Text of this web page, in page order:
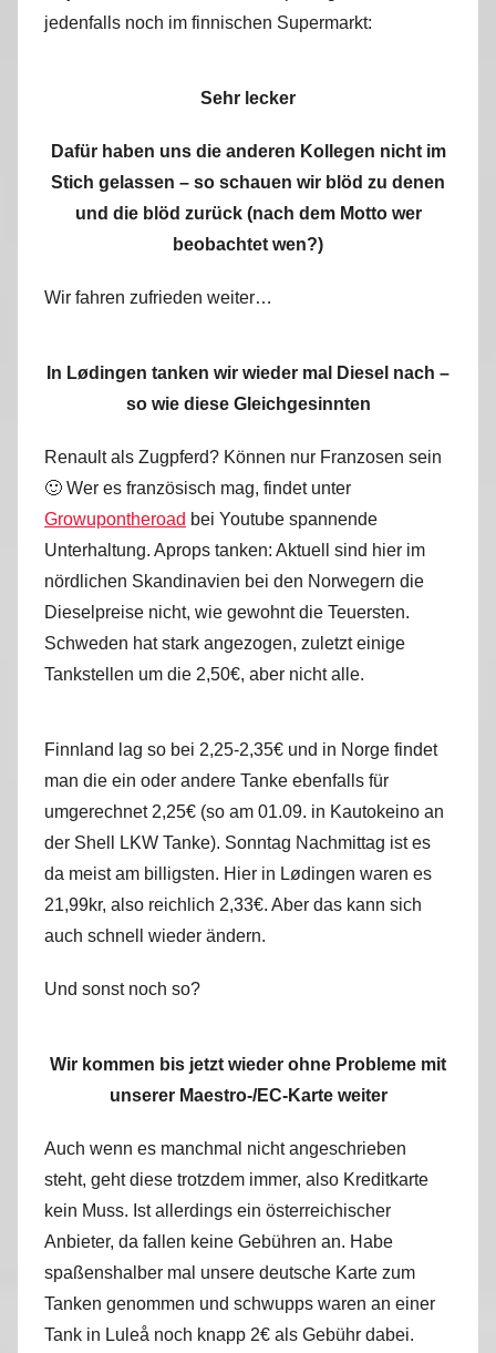
jedenfalls noch im finnischen Supermarkt:
Sehr lecker
Dafür haben uns die anderen Kollegen nicht im
Stich gelassen – so schauen wir blöd zu denen
und die blöd zurück (nach dem Motto wer
beobachtet wen?)
Wir fahren zufrieden weiter…
In Lødingen tanken wir wieder mal Diesel nach –
so wie diese Gleichgesinnten
Renault als Zugpferd? Können nur Franzosen sein
🙂 Wer es französisch mag, findet unter
Growupontheroad bei Youtube spannende
Unterhaltung. Aprops tanken: Aktuell sind hier im
nördlichen Skandinavien bei den Norwegern die
Dieselpreise nicht, wie gewohnt die Teuersten.
Schweden hat stark angezogen, zuletzt einige
Tankstellen um die 2,50€, aber nicht alle.
Finnland lag so bei 2,25-2,35€ und in Norge findet
man die ein oder andere Tanke ebenfalls für
umgerechnet 2,25€ (so am 01.09. in Kautokeino an
der Shell LKW Tanke). Sonntag Nachmittag ist es
da meist am billigsten. Hier in Lødingen waren es
21,99kr, also reichlich 2,33€. Aber das kann sich
auch schnell wieder ändern.
Und sonst noch so?
Wir kommen bis jetzt wieder ohne Probleme mit
unserer Maestro-/EC-Karte weiter
Auch wenn es manchmal nicht angeschrieben
steht, geht diese trotzdem immer, also Kreditkarte
kein Muss. Ist allerdings ein österreichischer
Anbieter, da fallen keine Gebühren an. Habe
spaßenshalber mal unsere deutsche Karte zum
Tanken genommen und schwupps waren an einer
Tank in Luleå noch knapp 2€ als Gebühr dabei.